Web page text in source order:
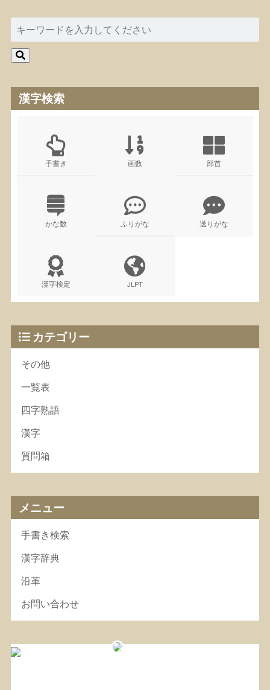
漢字検索
手書き 画数 部首
かな数 ふりがな 送りがな
漢字検定 JLPT
カテゴリー
その他
一覧表
四字熟語
漢字
質問箱
メニュー
手書き検索
漢字辞典
沿革
お問い合わせ